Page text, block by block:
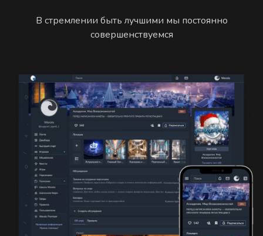
В стремлении быть лучшими мы постоянно
совершенствуемся